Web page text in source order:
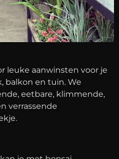
leuke aanwinsten voor je
balkon en tuin. We
eetbare, klimmende,
verrassende